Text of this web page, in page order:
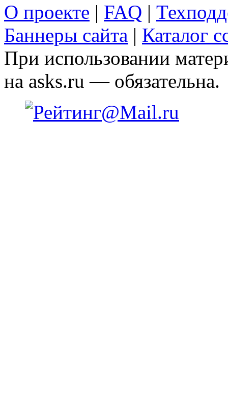
О проекте | FAQ |
Баннеры сайта | Каталог
При использовании
на asks.ru — обязательна.